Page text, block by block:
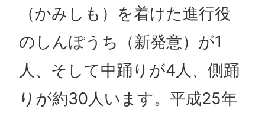
（かみしも）を着けた進行役
のしんぽうち（新発意）が1
人、そして中踊りが4人、側踊
りが約30人います。平成25年